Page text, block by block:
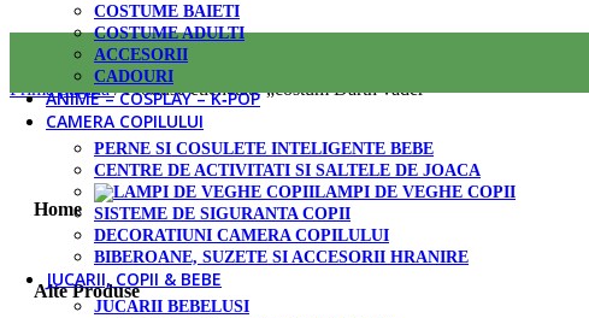
COSTUME BAIETI
COSTUME ADULTI
ACCESORII
CADOURI
ANIME – COSPLAY – K‑POP
CAMERA COPILULUI
PERNE SI COSULETE INTELIGENTE BEBE
CENTRE DE ACTIVITATI SI SALTELE DE JOACA
LAMPI DE VEGHE COPII
SISTEME DE SIGURANTA COPII
DECORATIUNI CAMERA COPILULUI
BIBEROANE, SUZETE SI ACCESORII HRANIRE
JUCARII, COPII & BEBE
JUCARII BEBELUSI
Prima pagină/ Produse etichetate „costum Darth vader”
Home
Alte Produse